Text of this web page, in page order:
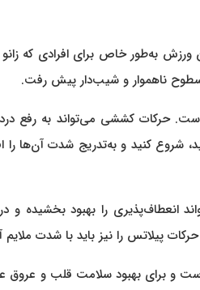
به‌طور خاص برای افرادی که زانو
ناهموار و شیب‌دار پیش رفت.
حرکات کششی می‌تواند به رفع
شروع کنید و به‌تدریج شدت آن‌ها
انعطاف‌پذیری را بهبود بخشیده
پیلاتس را نیز باید با شدت
و برای بهبود سلامت قلب و عروق